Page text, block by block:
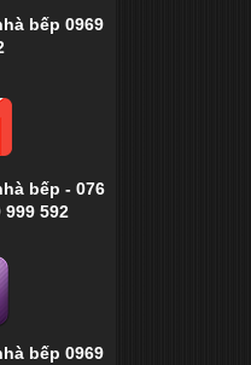
bếp 0969
bếp - 076
999 592
bếp 0969